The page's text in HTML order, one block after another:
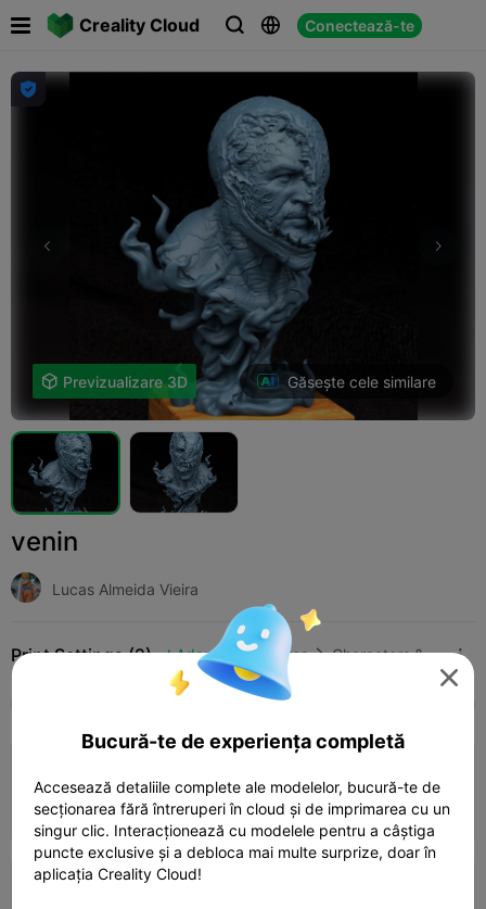
Creality Cloud   Conectează-te
 

 Previzualizare 3D Găsește cele similare
venin
Lucas Almeida Vieira
Print Settings (2) Adaugă Miniatures  Characters & Creatures 
 02h 32m  1 plates  47.36g

Bucură-te de experiența completă
Accesează detaliile complete ale modelelor, bucură-te de
secționarea fără întreruperi în cloud și de imprimarea cu un
singur clic. Interacționează cu modelele pentru a câștiga
puncte exclusive și a debloca mai multe surprize, doar în
aplicația Creality Cloud!